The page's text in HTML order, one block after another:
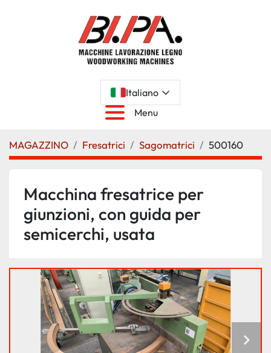
Italiano
Menu
MAGAZZINO Fresatrici Sagomatrici 500160
Macchina fresatrice per
giunzioni, con guida per
semicerchi, usata